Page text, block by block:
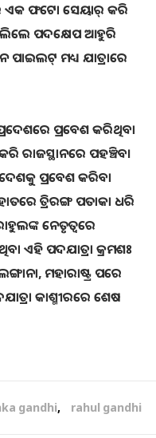
ଏକ ଫଟୋ ସେୟାର୍‌ କରି
ପଦକ୍ଷେପ ଆହୁରି
ମଧ୍ୟ ଯାତ୍ରାରେ
ପ୍ରବେଶ କରିଥିବା
ରାଜସ୍ଥାନରେ ପହଞ୍ଚିବ।
ପ୍ରବେଶ କରିବା
ତ୍ରିରଙ୍ଗ ପତାକା ଧରି
ନେତୃତ୍ୱରେ
ଏହି ପଦଯାତ୍ରା କ୍ରମଶଃ
ମହାରାଷ୍ଟ୍ର ପରେ
କାଶ୍ମୀରରେ ଶେଷ
gandhi, rahul gandhi